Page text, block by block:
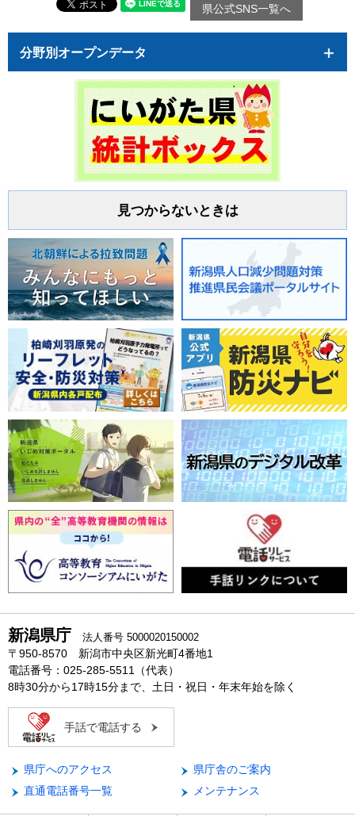
県公式SNS一覧へ
分野別オープンデータ
見つからないときは
新潟県庁 法人番号 5000020150002
〒950-8570 新潟市中央区新光町4番地1
電話番号：025-285-5511（代表）
8時30分から17時15分まで、土日・祝日・年末年始を除く
手話で電話する
県庁へのアクセス
県庁舎のご案内
直通電話番号一覧
メンテナンス